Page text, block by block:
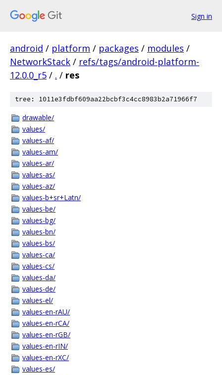
Sign in
android / platform / packages / modules /
NetworkStack / refs/tags/android-platform-
12.0.0_r5 / . / res
tree: 1011e3fdbf609aa22bcbf3c4cc8983b2a71966f7
drawable/
values/
values-af/
values-am/
values-ar/
values-as/
values-az/
values-b+sr+Latn/
values-be/
values-bg/
values-bn/
values-bs/
values-ca/
values-cs/
values-da/
values-de/
values-el/
values-en-rAU/
values-en-rCA/
values-en-rGB/
values-en-rIN/
values-en-rXC/
values-es/